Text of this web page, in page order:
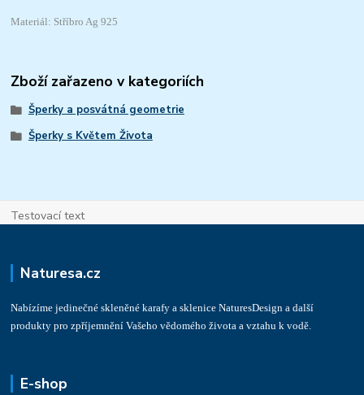
Materiál: Stříbro Ag 925
Zboží zařazeno v kategoriích
Šperky a posvátná geometrie
Šperky s Květem Života
Testovací text
Naturesa.cz
Nabízíme jedinečné skleněné karafy a sklenice NaturesDesign a další
produkty pro zpříjemnění Vašeho vědomého života a vztahu k vodě.
E-shop